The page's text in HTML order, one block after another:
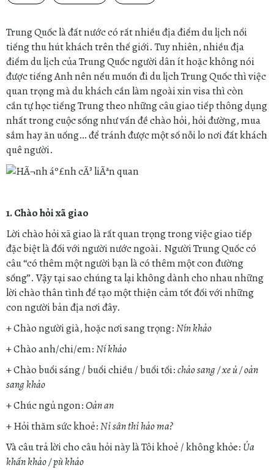
Trung Quốc là đất nước có rất nhiều địa điểm du lịch nổi
tiếng thu hút khách trên thế giới. Tuy nhiên, nhiều địa
điểm du lịch của Trung Quốc người dân ít hoặc không nói
được tiếng Anh nên nếu muốn đi du lịch Trung Quốc thì việc
quan trọng mà du khách cần làm ngoài xin visa thì còn
cần tự học tiếng Trung theo những câu giao tiếp thông dụng
nhất trong cuộc sống như vấn đề chào hỏi, hỏi đường, mua
sắm hay ăn uống… để tránh được một số nỗi lo nơi đất khách
quê người.
1. Chào hỏi xã giao
Lời chào hỏi xã giao là rất quan trọng trong việc giao tiếp
đặc biệt là đối với người nước ngoài. Người Trung Quốc có
câu “có thêm một người bạn là có thêm một con đường
sống”. Vậy tại sao chúng ta lại không dành cho nhau những
lời chào thân tình để tạo một thiện cảm tốt đối với những
con người bản địa nơi đây.
+ Chào người già, hoặc nơi sang trọng:Nín khảo
+ Chào anh/chi/em:Ní khảo
+ Chào buổi sáng / buổi chiều / buổi tối:chảo sang / xe ủ / oản
sang khảo
+ Chúc ngủ ngon:Oản an
+ Hỏi thăm sức khoẻ:Nỉ sân thỉ hảo ma?
Và câu trả lời cho câu hỏi này là Tôi khoẻ / không khỏe: Ủa
khấn khảo / pù khảo